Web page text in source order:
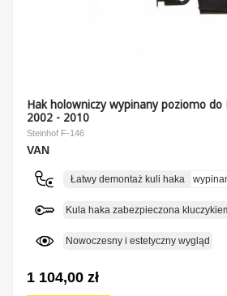
Hak holowniczy wypinany poziomo do
2002 - 2010
Steinhof F-146
VAN
Łatwy demontaż kuli haka
Kula haka zabezpieczona
Nowoczesny i estetyczny wygląd
1 104,00 zł